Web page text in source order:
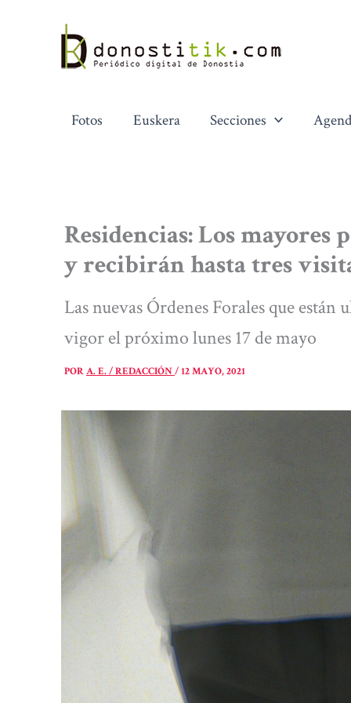
contenido
Fotos Euskera Secciones
Residencias: Los
y recibirán hasta tres
Las nuevas Órdenes Forales que
vigor el próximo lunes 17 de mayo
PORA. E. / REDACCIÓN/12 MAYO, 2021